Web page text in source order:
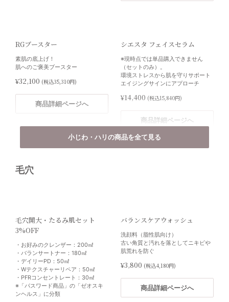
クリニック対面販売
インナーモイストTAローショ
¥6,000
クリニック対面販売
HQクリア
日本人の肌に合わせた施術用４％ハ
イドロキノン製剤
¥9,000(税込9,900円)
クリニック対面販売
DRX® HQダブルブライトE
ハイドロキノン・ビタミンE配合ク
リーム
シスペラ インテンシブシステム
Cyspera® Intensive System
クリーム
・インテンシブ 30g
・ニュートラライズ 50g
RGブースター
素肌の底上げ！
肌へのご褒美ブースター
¥32,100 (税込35,310円)
商品詳細ページへ
シエスタ フェイスセラム
※現時点では単品購入できません
（セットのみ）。
環境ストレスから肌を守りサポート
エイジングサインにアプローチ
¥14,400 (税込15,840円)
商品詳細ページへ
レチノプラス フェイスクリー
かでハリのある肌へ
商品詳細ページへ
ーション
¥16,800(税込18,480円)
小じわ・ハリの商品を全て見る
毛穴
毛穴開大・たるみ肌セット
3%OFF
・お好みのクレンザー：200㎖
・バランサートナー：180㎖
・デイリーPD：50㎖
・Wテクスチャーリペア：50㎖
・PFRコンセントレート：30㎖
※「パスワード商品」の「ゼオスキ
ンヘルス」に分類
バランスケアウォッシュ
洗顔料（脂性肌向け）
古い角質と汚れを落としてニキビや
肌荒れを防ぐ
¥3,800 (税込4,180円)
商品詳細ページへ